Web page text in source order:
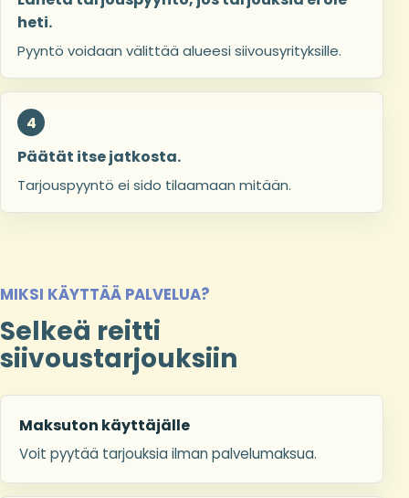
heti.
Pyyntö voidaan välittää alueesi siivousyrityksille.
Päätät itse jatkosta.
Tarjouspyyntö ei sido tilaamaan mitään.
MIKSI KÄYTTÄÄ PALVELUA?
Selkeä reitti
siivoustarjouksiin
Maksuton käyttäjälle
Voit pyytää tarjouksia ilman palvelumaksua.